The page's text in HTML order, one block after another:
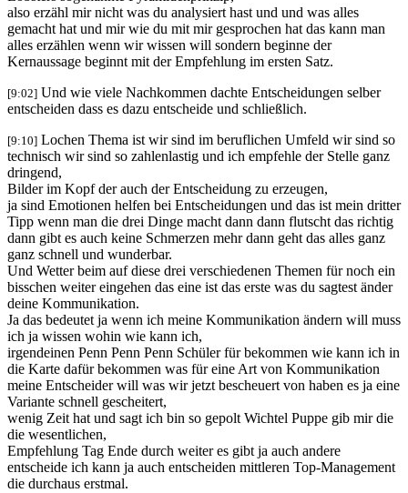
also erzähl mir nicht was du analysiert hast und und was alles
gemacht hat und mir wie du mit mir gesprochen hat das kann man
alles erzählen wenn wir wissen will sondern beginne der
Kernaussage beginnt mit der Empfehlung im ersten Satz.
[9:02] Und wie viele Nachkommen dachte Entscheidungen selber
entscheiden dass es dazu entscheide und schließlich.
[9:10] Lochen Thema ist wir sind im beruflichen Umfeld wir sind so
technisch wir sind so zahlenlastig und ich empfehle der Stelle ganz
dringend,
Bilder im Kopf der auch der Entscheidung zu erzeugen,
ja sind Emotionen helfen bei Entscheidungen und das ist mein dritter
Tipp wenn man die drei Dinge macht dann dann flutscht das richtig
dann gibt es auch keine Schmerzen mehr dann geht das alles ganz
ganz schnell und wunderbar.
Und Wetter beim auf diese drei verschiedenen Themen für noch ein
bisschen weiter eingehen das eine ist das erste was du sagtest änder
deine Kommunikation.
Ja das bedeutet ja wenn ich meine Kommunikation ändern will muss
ich ja wissen wohin wie kann ich,
irgendeinen Penn Penn Penn Schüler für bekommen wie kann ich in
die Karte dafür bekommen was für eine Art von Kommunikation
meine Entscheider will was wir jetzt bescheuert von haben es ja eine
Variante schnell gescheitert,
wenig Zeit hat und sagt ich bin so gepolt Wichtel Puppe gib mir die
die wesentlichen,
Empfehlung Tag Ende durch weiter es gibt ja auch andere
entscheide ich kann ja auch entscheiden mittleren Top-Management
die durchaus erstmal.